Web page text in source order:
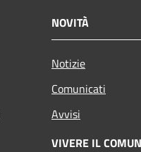
NOVITÀ
Notizie
Comunicati
Avvisi
VIVERE IL